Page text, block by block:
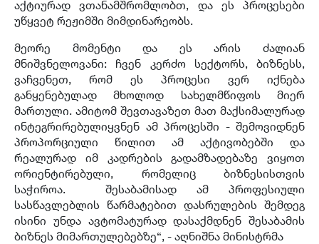
აქტიურად ვთანამშრომლობთ, და ეს პროცესები
უწყვეტ რეჟიმში მიმდინარეობს.
მეორე მომენტი და ეს არის ძალიან
მნიშვნელოვანი: ჩვენ კერძო სექტორს, ბიზნესს,
ვაჩვენეთ, რომ ეს პროცესი ვერ იქნება
განყენებულად მხოლოდ სახელმწიფოს მიერ
მართული. ამიტომ შევთავაზეთ მათ მაქსიმალურად
ინტეგრირებულიყვნენ ამ პროცესში - შემოვიდნენ
პროპორციული წილით ამ აქტივობებში და
რეალურად იმ კადრების გადამზადებაზე ვიყოთ
ორიენტირებული, რომელიც ბიზნესისთვის
საჭიროა. შესაბამისად ამ პროფესიული
სასწავლებლის წარმატებით დასრულების შემდეგ
ისინი უნდა ავტომატურად დასაქმდნენ შესაბამის
ბიზნეს მიმართულებებზე“, - აღნიშნა მინისტრმა